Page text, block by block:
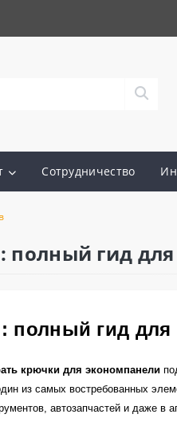
Сотрудничество
гид
гид для
крючки для экономпанели
из самых востребованных
автозапчастей и даже в